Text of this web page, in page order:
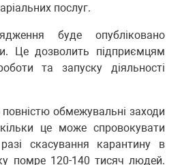
послуг.
буде опубліковано
Це дозволить підприємцям
та запуску діяльності
обмежувальні заходи
це може спровокувати
скасування карантину в
помре 120-140 тисяч людей.